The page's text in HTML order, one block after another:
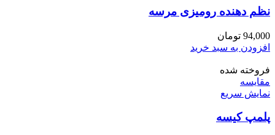
نظم دهنده رومیزی مرسه
94,000 تومان
افزودن به سبد خرید
فروخته شده
مقايسه
نمایش سریع
پلمپ کیسه